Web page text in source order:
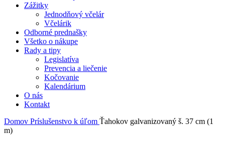
Zážitky
Jednodňový včelár
Včelárik
Odborné prednašky
Všetko o nákupe
Rady a tipy
Legislatíva
Prevencia a liečenie
Kočovanie
Kalendárium
O nás
Kontakt
Domov Príslušenstvo k úľom Ťahokov galvanizovaný š. 37 cm (1
m)